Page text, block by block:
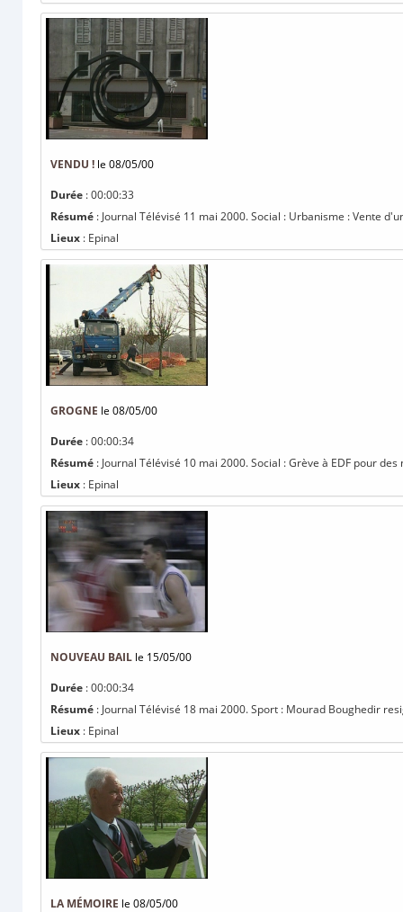
VENDU ! le 08/05/00
Durée : 00:00:33
Résumé : Journal Télévisé 11 mai 2000. Social : Urbanisme : Vente
Lieux : Epinal
GROGNE le 08/05/00
Durée : 00:00:34
Résumé : Journal Télévisé 10 mai 2000. Social : Grève à EDF pour
Lieux : Epinal
NOUVEAU BAIL le 15/05/00
Durée : 00:00:34
Résumé : Journal Télévisé 18 mai 2000. Sport : Mourad Boughedir
Lieux : Epinal
LA MÉMOIRE le 08/05/00